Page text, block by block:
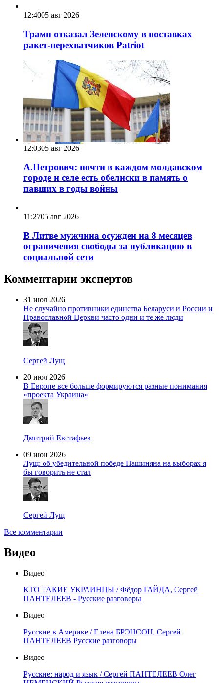
12:4005 авг 2026
Трамп отказал Зеленскому в поставках
ракет-перехватчиков Patriot
12:0305 авг 2026
А.Петрович: почти в каждом молдавском
городе и селе есть обелиски в память о
павших в годы войны
11:2705 авг 2026
В Литве мужчина осужден на 8 месяцев
ограничения свободы за публикацию в
социальной сети
Комментарии экспертов
31 июл 2026
Не случайно противники единства Беларуси и России и
Православной Церкви часто одни и те же люди
Сергей Лущ
20 июл 2026
В Европе все больше формируются разные понимания
«проекта Украина»
Дмитрий Евстафьев
09 июн 2026
Лущ: об убедительной победе Пашиняна на выборах я
бы говорить не стал
Сергей Лущ
Все комментарии
Видео
Видео
КТО ТАКИЕ УКРАИНЦЫ / Фёдор ГАЙДА, Сергей
ПАНТЕЛЕЕВ - Русские разговоры
Видео
Русские в Америке / Елена БРЭНСОН, Сергей
ПАНТЕЛЕЕВ Русские разговоры
Видео
Русские: народ и язык / Сергей ПАНТЕЛЕЕВ Олег